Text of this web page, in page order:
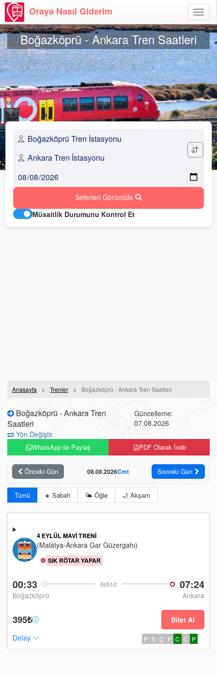
Aç
Oraya Nasıl Giderim
Boğazköprü - Ankara Tren Saatleri
Seferleri Görüntüle
Müsaitlik Durumunu Kontrol Et
Anasayfa Trenler Boğazköprü - Ankara Tren Saatleri
Boğazköprü - Ankara Tren
Saatleri
Yön Değiştir
Güncelleme:
07.08.2026
WhatsApp ile Paylaş PDF Olarak İndir
Önceki Gün 08.08.2026Cmt Sonraki Gün
Tümü ☀️ Sabah 🌤️ Öğle 🌙 Akşam
00:33 6s51d 07:24
Boğazköprü Ankara
4 EYLÜL MAVI TRENI
(Malatya-Ankara Gar Güzergahı)
SIK RÖTAR YAPAR
395₺
Bilet Al
Detay
P S Ç P C C P